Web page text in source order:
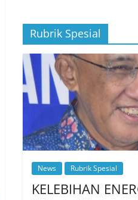
Rubrik Spesial
News Rubrik Spesial
KELEBIHAN